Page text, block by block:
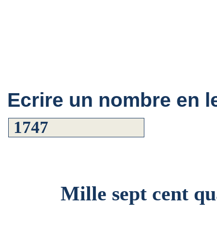
Ecrire un nombre en
Mille sept cent